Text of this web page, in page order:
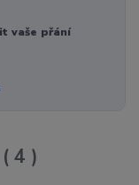
vaše přání
4